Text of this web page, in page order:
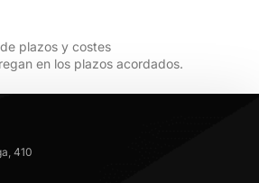
plazos y costes
en los plazos acordados.
410